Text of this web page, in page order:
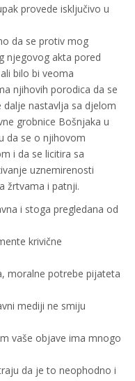
provede isključivo u
da se protiv mog
njegovog akta pored
bilo bi veoma
njihovih porodica da se
nastavlja sa djelom
grobnice Bošnjaka u
da se o njihovom
i da se licitira sa
uznemirenosti
žrtvama i patnji.
i stoga pregledana od
krivične
moralne potrebe pijateta
mediji ne smiju
vaše objave ima mnogo
da je to neophodno i